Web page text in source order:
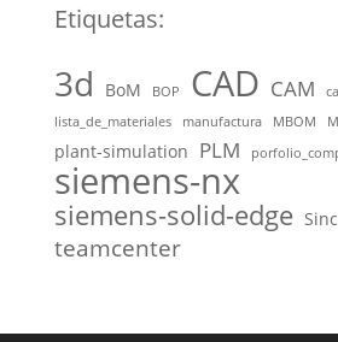
Etiquetas:
3d BoM BOP CAD CAM
lista_de_materiales
manufactura MBOM
plant-simulation PLM
siemens-nx
siemens-solid-edge
teamcenter